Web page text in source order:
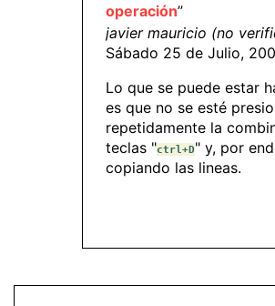
operación”
javier mauricio (no
Sábado 25 de Julio,
Lo que se puede estar
es que no se esté
repetidamente la
teclas "ctrl+D" y, por
copiando las lineas.